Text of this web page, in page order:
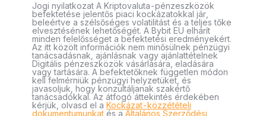
Jogi nyilatkozat A Kriptovaluta-pénzeszközök
befektetése jelentős piaci kockázatokkal jár,
beleértve a szélsőséges volatilitást és a teljes tőke
elvesztésének lehetőségét. A Bybit EU elhárít
minden felelősséget a befektetési eredményekért.
Az itt közölt információk nem minősülnek pénzügyi
tanácsadásnak, ajánlásnak vagy ajánlattételnek
Digitális pénzeszközök vásárlására, eladására
vagy tartására. A befektetőknek független módon
kell felmérniük pénzügyi helyzetüket, és
javasoljuk, hogy konzultáljanak szakértő
tanácsadókkal. Az átfogó áttekintés érdekében
kérjük, olvasd el a Kockázat-közzétételi
dokumentumunkat és a Általános Szerződési